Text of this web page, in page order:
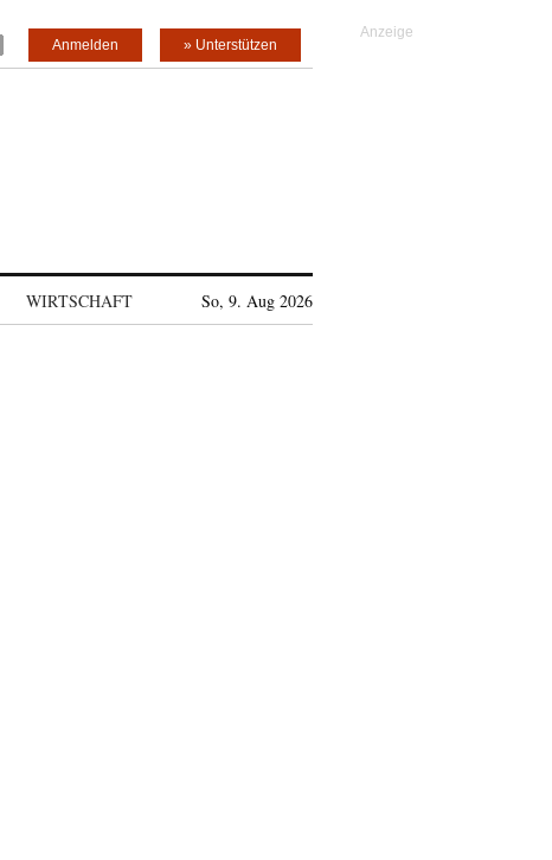
» Unterstützen
Anmelden
WIRTSCHAFT So, 9. Aug 2026